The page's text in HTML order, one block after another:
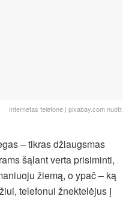
Internetas telefone | pixabay.com nuotr.
– tikras džiaugsmas
šąlant verta prisiminti,
žiemą, o ypač – ką
telefonui žnektelėjus į